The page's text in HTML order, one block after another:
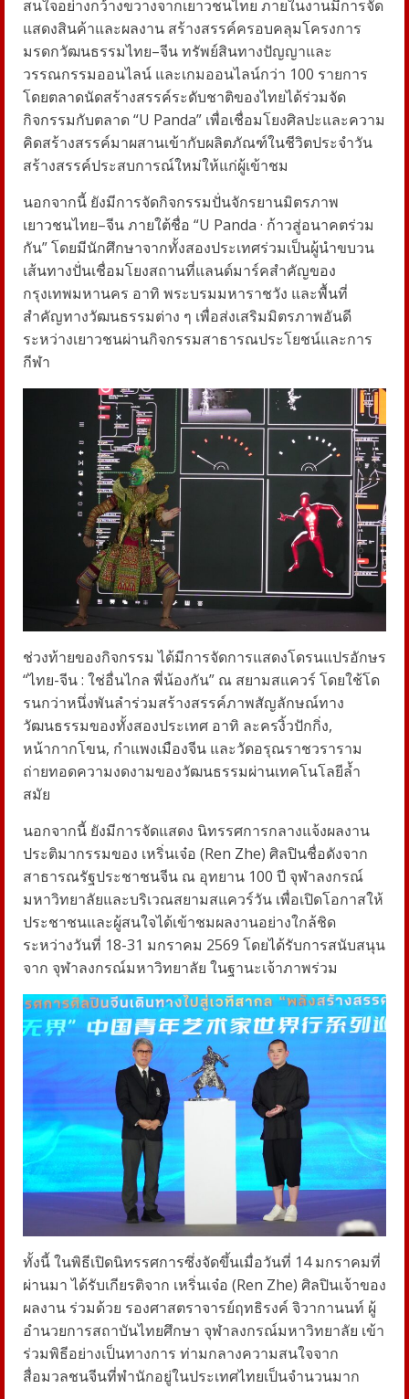
สนใจอย่างกว้างขวางจากเยาวชนไทย ภายในงานมีการจัด
แสดงสินค้าและผลงาน สร้างสรรค์ครอบคลุมโครงการ
มรดกวัฒนธรรมไทย–จีน ทรัพย์สินทางปัญญาและ
วรรณกรรมออนไลน์ และเกมออนไลน์กว่า 100 รายการ
โดยตลาดนัดสร้างสรรค์ระดับชาติของไทยได้ร่วมจัด
กิจกรรมกับตลาด “U Panda” เพื่อเชื่อมโยงศิลปะและความ
คิดสร้างสรรค์มาผสานเข้ากับผลิตภัณฑ์ในชีวิตประจำวัน
สร้างสรรค์ประสบการณ์ใหม่ให้แก่ผู้เข้าชม
นอกจากนี้ ยังมีการจัดกิจกรรมปั่นจักรยานมิตรภาพ
เยาวชนไทย–จีน ภายใต้ชื่อ “U Panda · ก้าวสู่อนาคตร่วม
กัน” โดยมีนักศึกษาจากทั้งสองประเทศร่วมเป็นผู้นำขบวน
เส้นทางปั่นเชื่อมโยงสถานที่แลนด์มาร์คสำคัญของ
กรุงเทพมหานคร อาทิ พระบรมมหาราชวัง และพื้นที่
สำคัญทางวัฒนธรรมต่าง ๆ เพื่อส่งเสริมมิตรภาพอันดี
ระหว่างเยาวชนผ่านกิจกรรมสาธารณประโยชน์และการ
กีฬา
ช่วงท้ายของกิจกรรม ได้มีการจัดการแสดงโดรนแปรอักษร
“ไทย-จีน : ใช่อื่นไกล พี่น้องกัน” ณ สยามสแควร์ โดยใช้โด
รนกว่าหนึ่งพันลำร่วมสร้างสรรค์ภาพสัญลักษณ์ทาง
วัฒนธรรมของทั้งสองประเทศ อาทิ ละครงิ้วปักกิ่ง,
หน้ากากโขน, กำแพงเมืองจีน และวัดอรุณราชวราราม
ถ่ายทอดความงดงามของวัฒนธรรมผ่านเทคโนโลยีล้ำ
สมัย
นอกจากนี้ ยังมีการจัดแสดง นิทรรศการกลางแจ้งผลงาน
ประติมากรรมของ เหริ่นเจ๋อ (Ren Zhe) ศิลปินชื่อดังจาก
สาธารณรัฐประชาชนจีน ณ อุทยาน 100 ปี จุฬาลงกรณ์
มหาวิทยาลัยและบริเวณสยามสแควร์วัน เพื่อเปิดโอกาสให้
ประชาชนและผู้สนใจได้เข้าชมผลงานอย่างใกล้ชิด
ระหว่างวันที่ 18-31 มกราคม 2569 โดยได้รับการสนับสนุน
จาก จุฬาลงกรณ์มหาวิทยาลัย ในฐานะเจ้าภาพร่วม
ทั้งนี้ ในพิธีเปิดนิทรรศการซึ่งจัดขึ้นเมื่อวันที่ 14 มกราคมที่
ผ่านมา ได้รับเกียรติจาก เหริ่นเจ๋อ (Ren Zhe) ศิลปินเจ้าของ
ผลงาน ร่วมด้วย รองศาสตราจารย์ฤทธิรงค์ จิวากานนท์ ผู้
อำนวยการสถาบันไทยศึกษา จุฬาลงกรณ์มหาวิทยาลัย เข้า
ร่วมพิธีอย่างเป็นทางการ ท่ามกลางความสนใจจาก
สื่อมวลชนจีนที่พำนักอยู่ในประเทศไทยเป็นจำนวนมาก